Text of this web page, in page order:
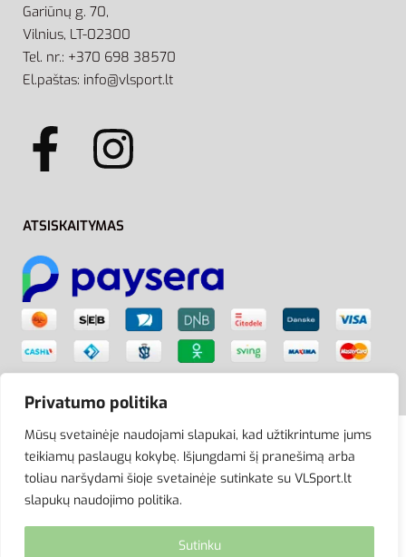
Privatumo politika
Mūsų svetainėje naudojami slapukai, kad užtikrintume jums
teikiamų paslaugų kokybę. Išjungdami šį pranešimą arba
toliau naršydami šioje svetainėje sutinkate su VLSport.lt
slapukų naudojimo politika.
Sutinku
Gariūnų g. 70,
Vilnius, LT-02300
Tel. nr.: +370 698 38570
El.paštas: info@vlsport.lt
ATSISKAITYMAS
© VLSport. 2026. Visos teisės saugomos.
Kopijuoti, platinti svetainės turinį be autorių sutikimo
griežtai draudžiama.